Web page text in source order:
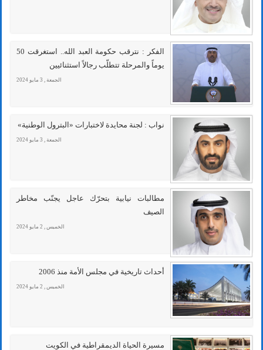
الفكر : نترقب حكومة العبد الله.. استغرقت 50
يوماً والمرحلة تتطلّب رجالاً استثنائيين
الجمعة , 3 مايو 2024
نواب : لجنة محايدة لاختبارات «البترول الوطنية»
الجمعة , 3 مايو 2024
مطالبات نيابية بتحرّك عاجل يجنّب مخاطر
الصيف
الخميس , 2 مايو 2024
أحداث تاريخية في مجلس الأمة منذ 2006
الخميس , 2 مايو 2024
مسيرة الحياة الديمقراطية في الكويت